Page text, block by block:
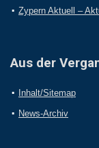
Zypern Aktuell –
Aus der
Inhalt/Sitemap
News-Archiv